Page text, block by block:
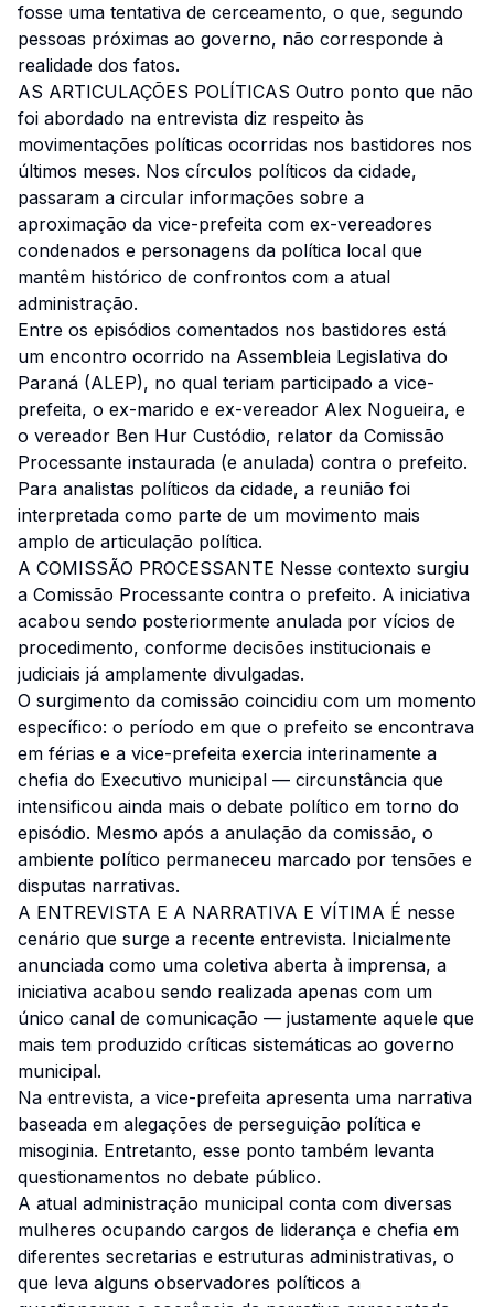
fosse uma tentativa de cerceamento, o que, segundo
pessoas próximas ao governo, não corresponde à
realidade dos fatos.
AS ARTICULAÇÕES POLÍTICAS Outro ponto que não
foi abordado na entrevista diz respeito às
movimentações políticas ocorridas nos bastidores nos
últimos meses. Nos círculos políticos da cidade,
passaram a circular informações sobre a
aproximação da vice-prefeita com ex-vereadores
condenados e personagens da política local que
mantêm histórico de confrontos com a atual
administração.
Entre os episódios comentados nos bastidores está
um encontro ocorrido na Assembleia Legislativa do
Paraná (ALEP), no qual teriam participado a vice-
prefeita, o ex-marido e ex-vereador Alex Nogueira, e
o vereador Ben Hur Custódio, relator da Comissão
Processante instaurada (e anulada) contra o prefeito.
Para analistas políticos da cidade, a reunião foi
interpretada como parte de um movimento mais
amplo de articulação política.
A COMISSÃO PROCESSANTE Nesse contexto surgiu
a Comissão Processante contra o prefeito. A iniciativa
acabou sendo posteriormente anulada por vícios de
procedimento, conforme decisões institucionais e
judiciais já amplamente divulgadas.
O surgimento da comissão coincidiu com um momento
específico: o período em que o prefeito se encontrava
em férias e a vice-prefeita exercia interinamente a
chefia do Executivo municipal — circunstância que
intensificou ainda mais o debate político em torno do
episódio. Mesmo após a anulação da comissão, o
ambiente político permaneceu marcado por tensões e
disputas narrativas.
A ENTREVISTA E A NARRATIVA E VÍTIMA É nesse
cenário que surge a recente entrevista. Inicialmente
anunciada como uma coletiva aberta à imprensa, a
iniciativa acabou sendo realizada apenas com um
único canal de comunicação — justamente aquele que
mais tem produzido críticas sistemáticas ao governo
municipal.
Na entrevista, a vice-prefeita apresenta uma narrativa
baseada em alegações de perseguição política e
misoginia. Entretanto, esse ponto também levanta
questionamentos no debate público.
A atual administração municipal conta com diversas
mulheres ocupando cargos de liderança e chefia em
diferentes secretarias e estruturas administrativas, o
que leva alguns observadores políticos a